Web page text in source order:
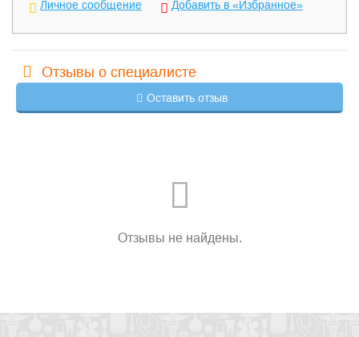
Личное сообщение
Добавить в «Избранное»
Отзывы о специалисте
Оставить отзыв
Отзывы не найдены.